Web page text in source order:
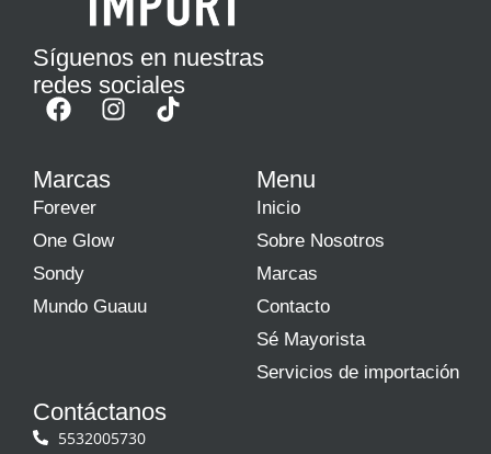
Síguenos en nuestras
redes sociales
Marcas
Forever
One Glow
Sondy
Mundo Guauu
Menu
Inicio
Sobre Nosotros
Marcas
Contacto
Sé Mayorista
Servicios de importación
Contáctanos
5532005730